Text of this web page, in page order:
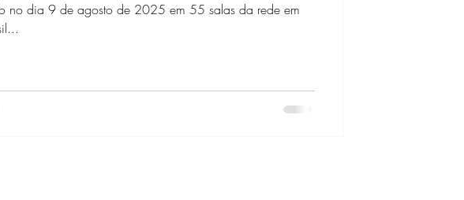
no dia 9 de agosto de 2025 em 55 salas da rede em